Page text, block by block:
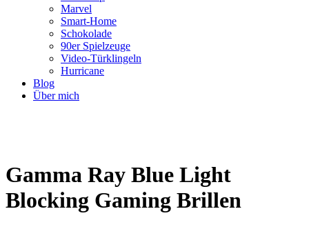
Marvel
Smart-Home
Schokolade
90er Spielzeuge
Video-Türklingeln
Hurricane
Blog
Über mich
Gamma Ray Blue Light
Blocking Gaming Brillen